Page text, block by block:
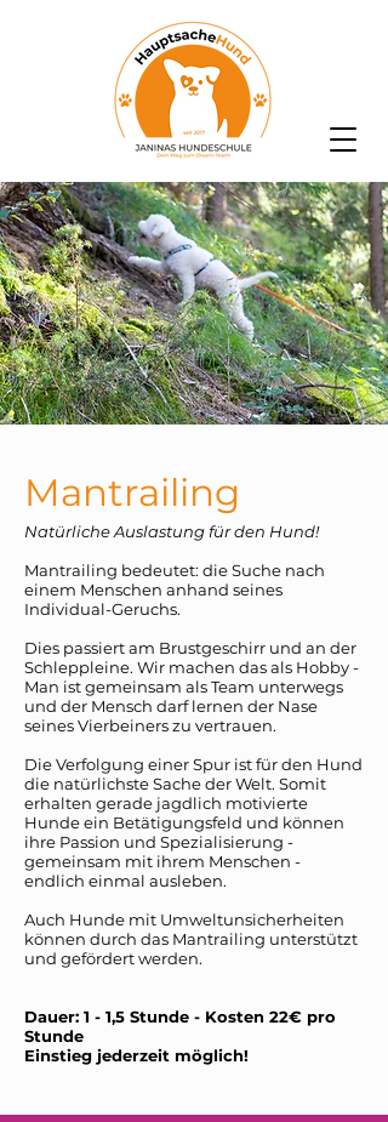
Mantrailing
Natürliche Auslastung für den Hund!
Mantrailing bedeutet: die Suche nach
einem Menschen anhand seines
Individual-Geruchs.
Dies passiert am Brustgeschirr und an der
Schleppleine. Wir machen das als Hobby -
Man ist gemeinsam als Team unterwegs
und der Mensch darf lernen der Nase
seines Vierbeiners zu vertrauen.
Die Verfolgung einer Spur ist für den Hund
die natürlichste Sache der Welt. Somit
erhalten gerade jagdlich motivierte
Hunde ein Betätigungsfeld und können
ihre Passion und Spezialisierung -
gemeinsam mit ihrem Menschen -
endlich einmal ausleben.
Auch Hunde mit Umweltunsicherheiten
können durch das Mantrailing unterstützt
und gefördert werden.
Dauer: 1 - 1,5 Stunde - Kosten 22€ pro
Stunde
Einstieg jederzeit möglich!